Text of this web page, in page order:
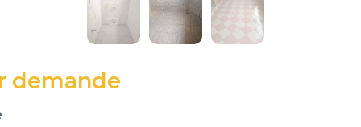
demande